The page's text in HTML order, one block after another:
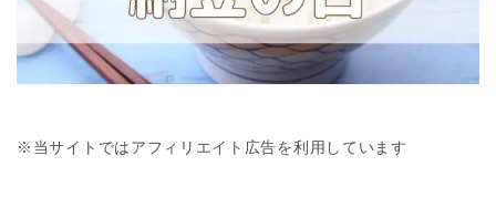
※当サイトではアフィリエイト広告を利用しています